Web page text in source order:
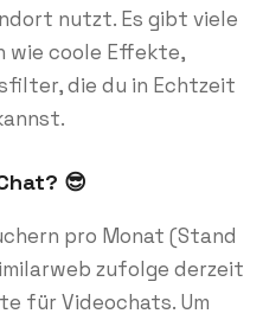
nutzt. Es gibt viele
wie coole Effekte,
die du in Echtzeit
😎
pro Monat (Stand
zufolge derzeit
für Videochats. Um